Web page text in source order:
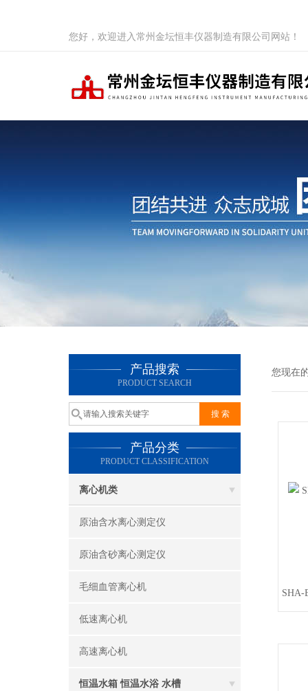
您好，欢迎进入常州金坛恒丰仪器制造有限公司网站！
产品搜索
PRODUCT SEARCH
产品分类
PRODUCT CLASSIFICATION
离心机类
原油含水离心测定仪
原油含砂离心测定仪
毛细血管离心机
低速离心机
高速离心机
恒温水箱 恒温水浴 水槽
您现在
SHA-